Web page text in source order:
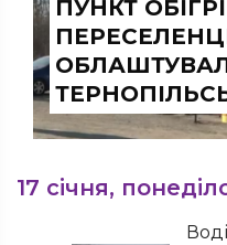
ПУНКТ
17 січня,